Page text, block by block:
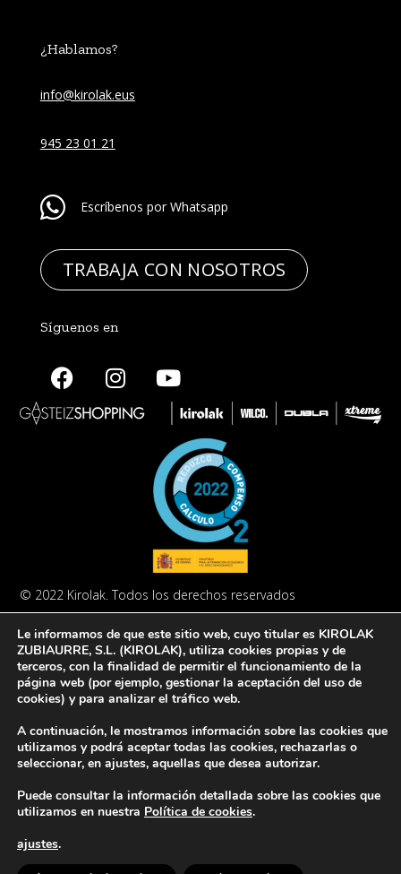
¿Hablamos?
info@kirolak.eus
945 23 01 21
Escríbenos por Whatsapp
TRABAJA CON NOSOTROS
Síguenos en
© 2022 Kirolak. Todos los derechos reservados
Europar Batasunak finantzatua – NextGeneration EU
Le informamos de que este sitio web, cuyo titular es KIROLAK
ZUBIAURRE, S.L. (KIROLAK), utiliza cookies propias y de
terceros, con la finalidad de permitir el funcionamiento de la
página web (por ejemplo, gestionar la aceptación del uso de
cookies) y para analizar el tráfico web.
A continuación, le mostramos información sobre las cookies que
utilizamos y podrá aceptar todas las cookies, rechazarlas o
seleccionar, en ajustes, aquellas que desea autorizar.
Puede consultar la información detallada sobre las cookies que
utilizamos en nuestra Política de cookies.
ajustes.